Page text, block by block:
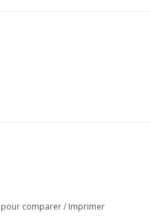
comparer/ Imprimer